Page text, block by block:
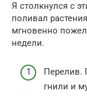
Я столкнулся с
поливал
мгновенно
недели.
Перелив.
гнили и